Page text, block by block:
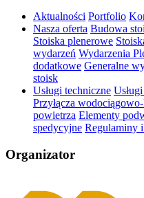
Aktualności Portfolio
Nasza oferta Budowa
Stoiska plenerowe
wydarzeń Wydarzenia
dodatkowe Generalne
stoisk
Usługi techniczne
Przyłącza
powietrza Elementy
spedycyjne Regulaminy
Organizator